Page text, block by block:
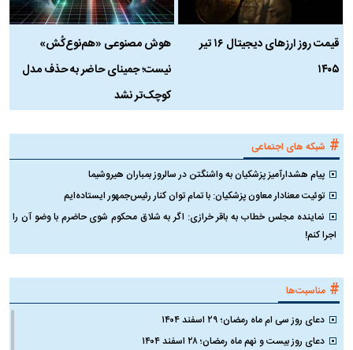
قیمت روز ارز‌های دیجیتال ۱۶ تیر
۱۴۰۵
هوش مصنوعی «هم‌نوع‌کُش»
نیست؛ جمینای حاضر به حذف مدل
کوچک‌تر نشد
# شبکه های اجتماعی
پیام هشدارآمیز پزشکیان به واشنگتن در سالروز بمباران هیروشیما
توئیت معنادار معاون پزشکیان: با تمام توان کنار رئیس‌جمهور ایستاده‌ایم
نماینده مجلس خطاب به باقر خرازی: اگر به شلاق محکوم شوی حاضرم با وضو آن را
اجرا کنم!
# مناسبت‌ها
دعای روز سی ام ماه رمضان؛ ۲۹ اسفند ۱۴۰۴
دعای روز بیست و نهم ماه رمضان؛ ۲۸ اسفند ۱۴۰۴